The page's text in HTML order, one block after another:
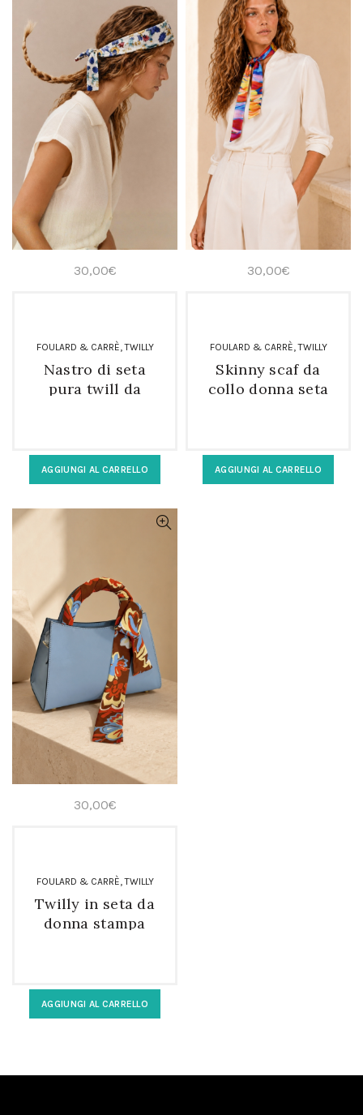
30,00€
FOULARD & CARRÈ,TWILLY
Nastro di seta
pura twill da
AGGIUNGI AL CARRELLO
30,00€
FOULARD & CARRÈ,TWILLY
Skinny scaf da
collo donna seta
AGGIUNGI AL CARRELLO
30,00€
FOULARD & CARRÈ,TWILLY
Twilly in seta da
donna stampa
AGGIUNGI AL CARRELLO